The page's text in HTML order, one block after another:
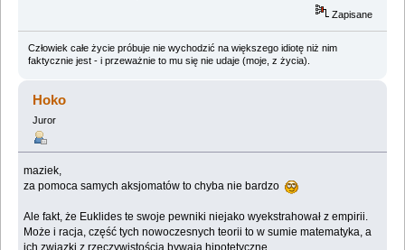
Zapisane
Człowiek całe życie próbuje nie wychodzić na większego idiotę niż nim
faktycznie jest - i przeważnie to mu się nie udaje (moje, z życia).
Hoko
Juror
maziek,
za pomoca samych aksjomatów to chyba nie bardzo
Ale fakt, że Euklides te swoje pewniki niejako wyekstrahował z empirii.
Może i racja, część tych nowoczesnych teorii to w sumie matematyka, a
ich związki z rzeczywistością bywają hipotetyczne.